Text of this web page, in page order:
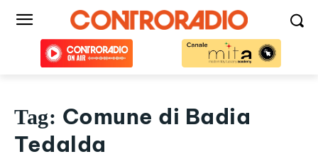
Tag: Comune di Badia
Tedalda